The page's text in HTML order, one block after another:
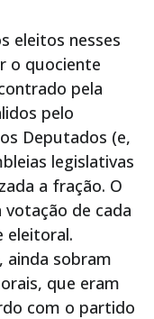
eleitos nesses
o quociente
pela
pelo
Deputados (e,
legislativas
a fração. O
de cada
eleitoral.
ainda sobram
que eram
com o partido